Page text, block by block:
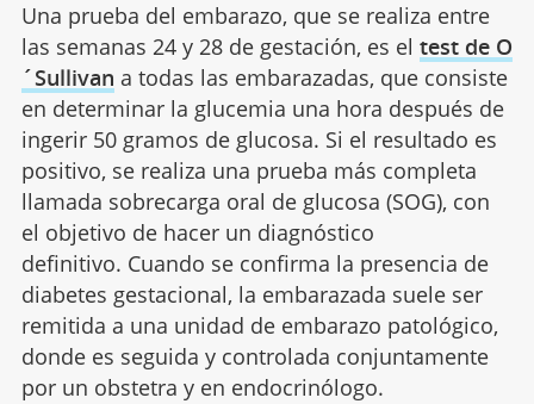
Una prueba del embarazo, que se realiza entre
las semanas 24 y 28 de gestación, es el testde O
´Sullivan a todas las embarazadas, que consiste
en determinar la glucemia una hora después de
ingerir 50 gramos de glucosa. Si el resultado es
positivo, se realiza una prueba más completa
llamada sobrecarga oral de glucosa (SOG), con
el objetivo de hacer un diagnóstico
definitivo. Cuando se confirma la presencia de
diabetes gestacional, la embarazada suele ser
remitida a una unidad de embarazo patológico,
donde es seguida y controlada conjuntamente
por un obstetra y en endocrinólogo.